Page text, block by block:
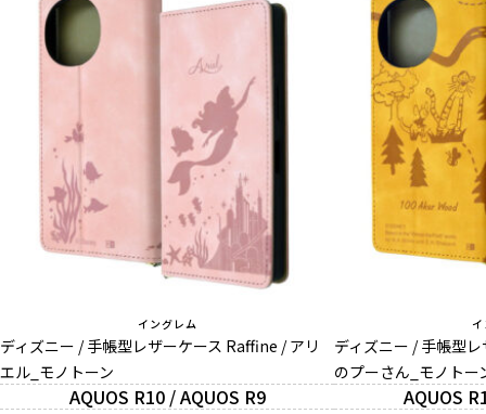
イングレム
ディズニー / 手帳型レザーケース Raffine / アリ
エル_モノトーン
AQUOS R10 / AQUOS R9
ディズニー / 手帳型
のプーさん_モノトー
AQUOS